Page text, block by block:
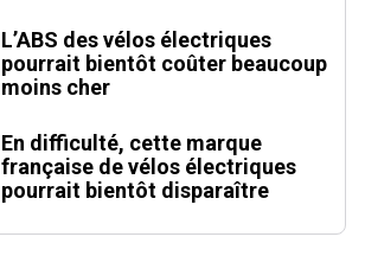
L’ABS des vélos électriques
pourrait bientôt coûter beaucoup
moins cher
En difficulté, cette marque
française de vélos électriques
pourrait bientôt disparaître